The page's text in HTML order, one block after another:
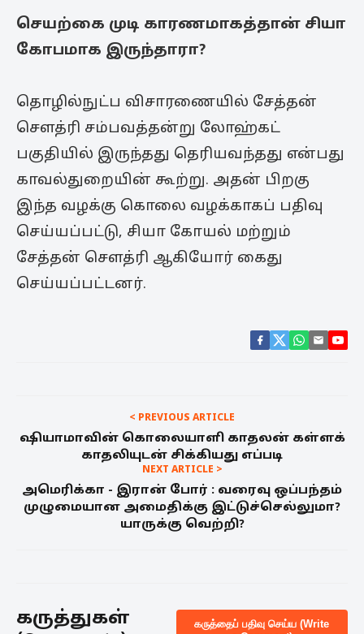
செயற்கை முடி காரணமாகத்தான் சியா
கோபமாக இருந்தாரா?
தொழில்நுட்ப விசாரணையில் சேத்தன்
சௌத்ரி சம்பவத்தன்று லோஹ்கட்
பகுதியில் இருந்தது தெரியவந்தது என்பது
காவல்துறையின் கூற்று. அதன் பிறகு
இந்த வழக்கு கொலை வழக்காகப் பதிவு
செய்யப்பட்டு, சியா கோயல் மற்றும்
சேத்தன் சௌத்ரி ஆகியோர் கைது
செய்யப்பட்டனர்.
< PREVIOUS ARTICLE
ஷியாமாவின் கொலையாளி காதலன் கள்ளக்
காதலியுடன் சிக்கியது எப்படி
NEXT ARTICLE >
அமெரிக்கா - இரான் போர் : வரைவு ஒப்பந்தம்
முழுமையான அமைதிக்கு இட்டுச்செல்லுமா?
யாருக்கு வெற்றி?
கருத்துகள்
கருத்தைப் பதிவு செய்ய (Write